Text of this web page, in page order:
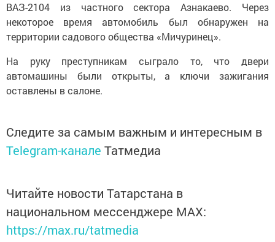
ВАЗ-2104 из частного сектора Азнакаево. Через
некоторое время автомобиль был обнаружен на
территории садового общества «Мичуринец».
На руку преступникам сыграло то, что двери
автомашины были открыты, а ключи зажигания
оставлены в салоне.
Следите за самым важным и интересным в
Telegram-канале Татмедиа
Читайте новости Татарстана в
национальном мессенджере MАХ:
https://max.ru/tatmedia